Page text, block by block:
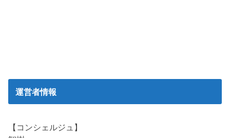
運営者情報
【コンシェルジュ】